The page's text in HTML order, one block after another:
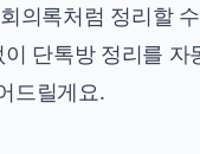
의록처럼 정리할
단톡방 정리를 자
드릴게요.